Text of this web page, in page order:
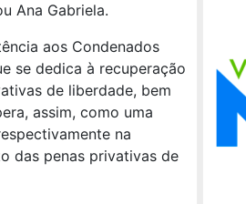
Ana Gabriela.
aos Condenados
se dedica à recuperação
de liberdade, bem
assim, como uma
na
das penas privativas de